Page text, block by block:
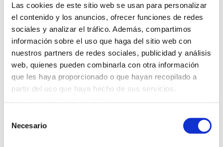
Las cookies de este sitio web se usan para personalizar
el contenido y los anuncios, ofrecer funciones de redes
sociales y analizar el tráfico. Además, compartimos
información sobre el uso que haga del sitio web con
nuestros partners de redes sociales, publicidad y análisis
web, quienes pueden combinarla con otra información
que les haya proporcionado o que hayan recopilado a
partir del uso que haya hecho de sus servicios.
Necesario
arriba, se encontraban a merced de una organización
criminal exenta de todo control por parte de los órganos
constitucionales del Estado. Las elites judías
desempeñaron, por lo tanto, un papel mediador
fundamental en la incapacitación de los judíos. El
sometimiento absoluto se consiguió reforzando las
estructuras comunales y la función integradora de las
elites internas.
destruir. Eran un eslabón fundamental en la cadena de
acciones coordinadas. Sus propias acciones eran parte